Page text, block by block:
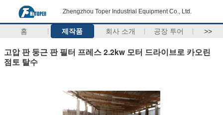
Zhengzhou Toper Industrial Equipment Co., Ltd.
홈 제작품 회사 소개 공장 투어 >>
고압 판 둥근 판 필터 프레스 2.2kw 모터 드라이브로 카오린
점토 탈수